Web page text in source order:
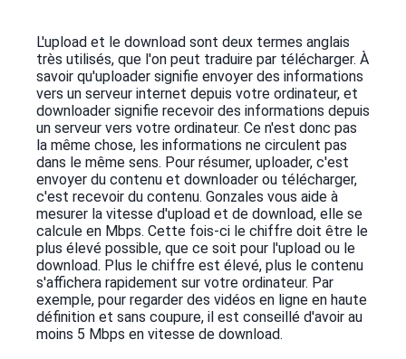
L'upload et le download sont deux termes anglais
très utilisés, que l'on peut traduire par télécharger. À
savoir qu'uploader signifie envoyer des informations
vers un serveur internet depuis votre ordinateur, et
downloader signifie recevoir des informations depuis
un serveur vers votre ordinateur. Ce n'est donc pas
la même chose, les informations ne circulent pas
dans le même sens. Pour résumer, uploader, c'est
envoyer du contenu et downloader ou télécharger,
c'est recevoir du contenu. Gonzales vous aide à
mesurer la vitesse d'upload et de download, elle se
calcule en Mbps. Cette fois-ci le chiffre doit être le
plus élevé possible, que ce soit pour l'upload ou le
download. Plus le chiffre est élevé, plus le contenu
s'affichera rapidement sur votre ordinateur. Par
exemple, pour regarder des vidéos en ligne en haute
définition et sans coupure, il est conseillé d'avoir au
moins 5 Mbps en vitesse de download.